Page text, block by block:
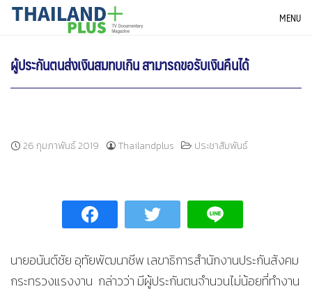
SkipTHAILANDPLUS NEWS MENU
ผู้ประกันตนส่งเงินสมทบเกิน สามารถขอรับเงินคืนได้
26 กุมภาพันธ์ 2019 Thailandplus ประชาสัมพันธ์
นายอนันต์ชัย อุทัยพัฒนาชีพ เลขาธิการสำนักงานประกันสังคม
กระทรวงแรงงาน กล่าวว่า มีผู้ประกันตนจำนวนไม่น้อยที่ทำงาน